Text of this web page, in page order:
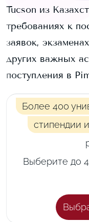
Tucson из
требованиях к
заявок,
других важных
поступления в
Более 400
стипендии
Выберите до